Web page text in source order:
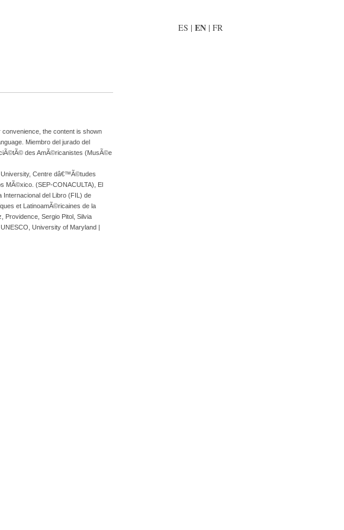
the content is shown
Miembro del jurado del
des AmÃ©ricanistes (MusÃ©e
, Centre dâ€™Ã©tudes
MÃ©xico. (SEP-CONACULTA)
El
Internacional del Libro (FIL) de
et LatinoamÃ©ricaines de la
Providence Sergio Pitol Silvia
UNESCO University of Maryland |
ES | EN | FR